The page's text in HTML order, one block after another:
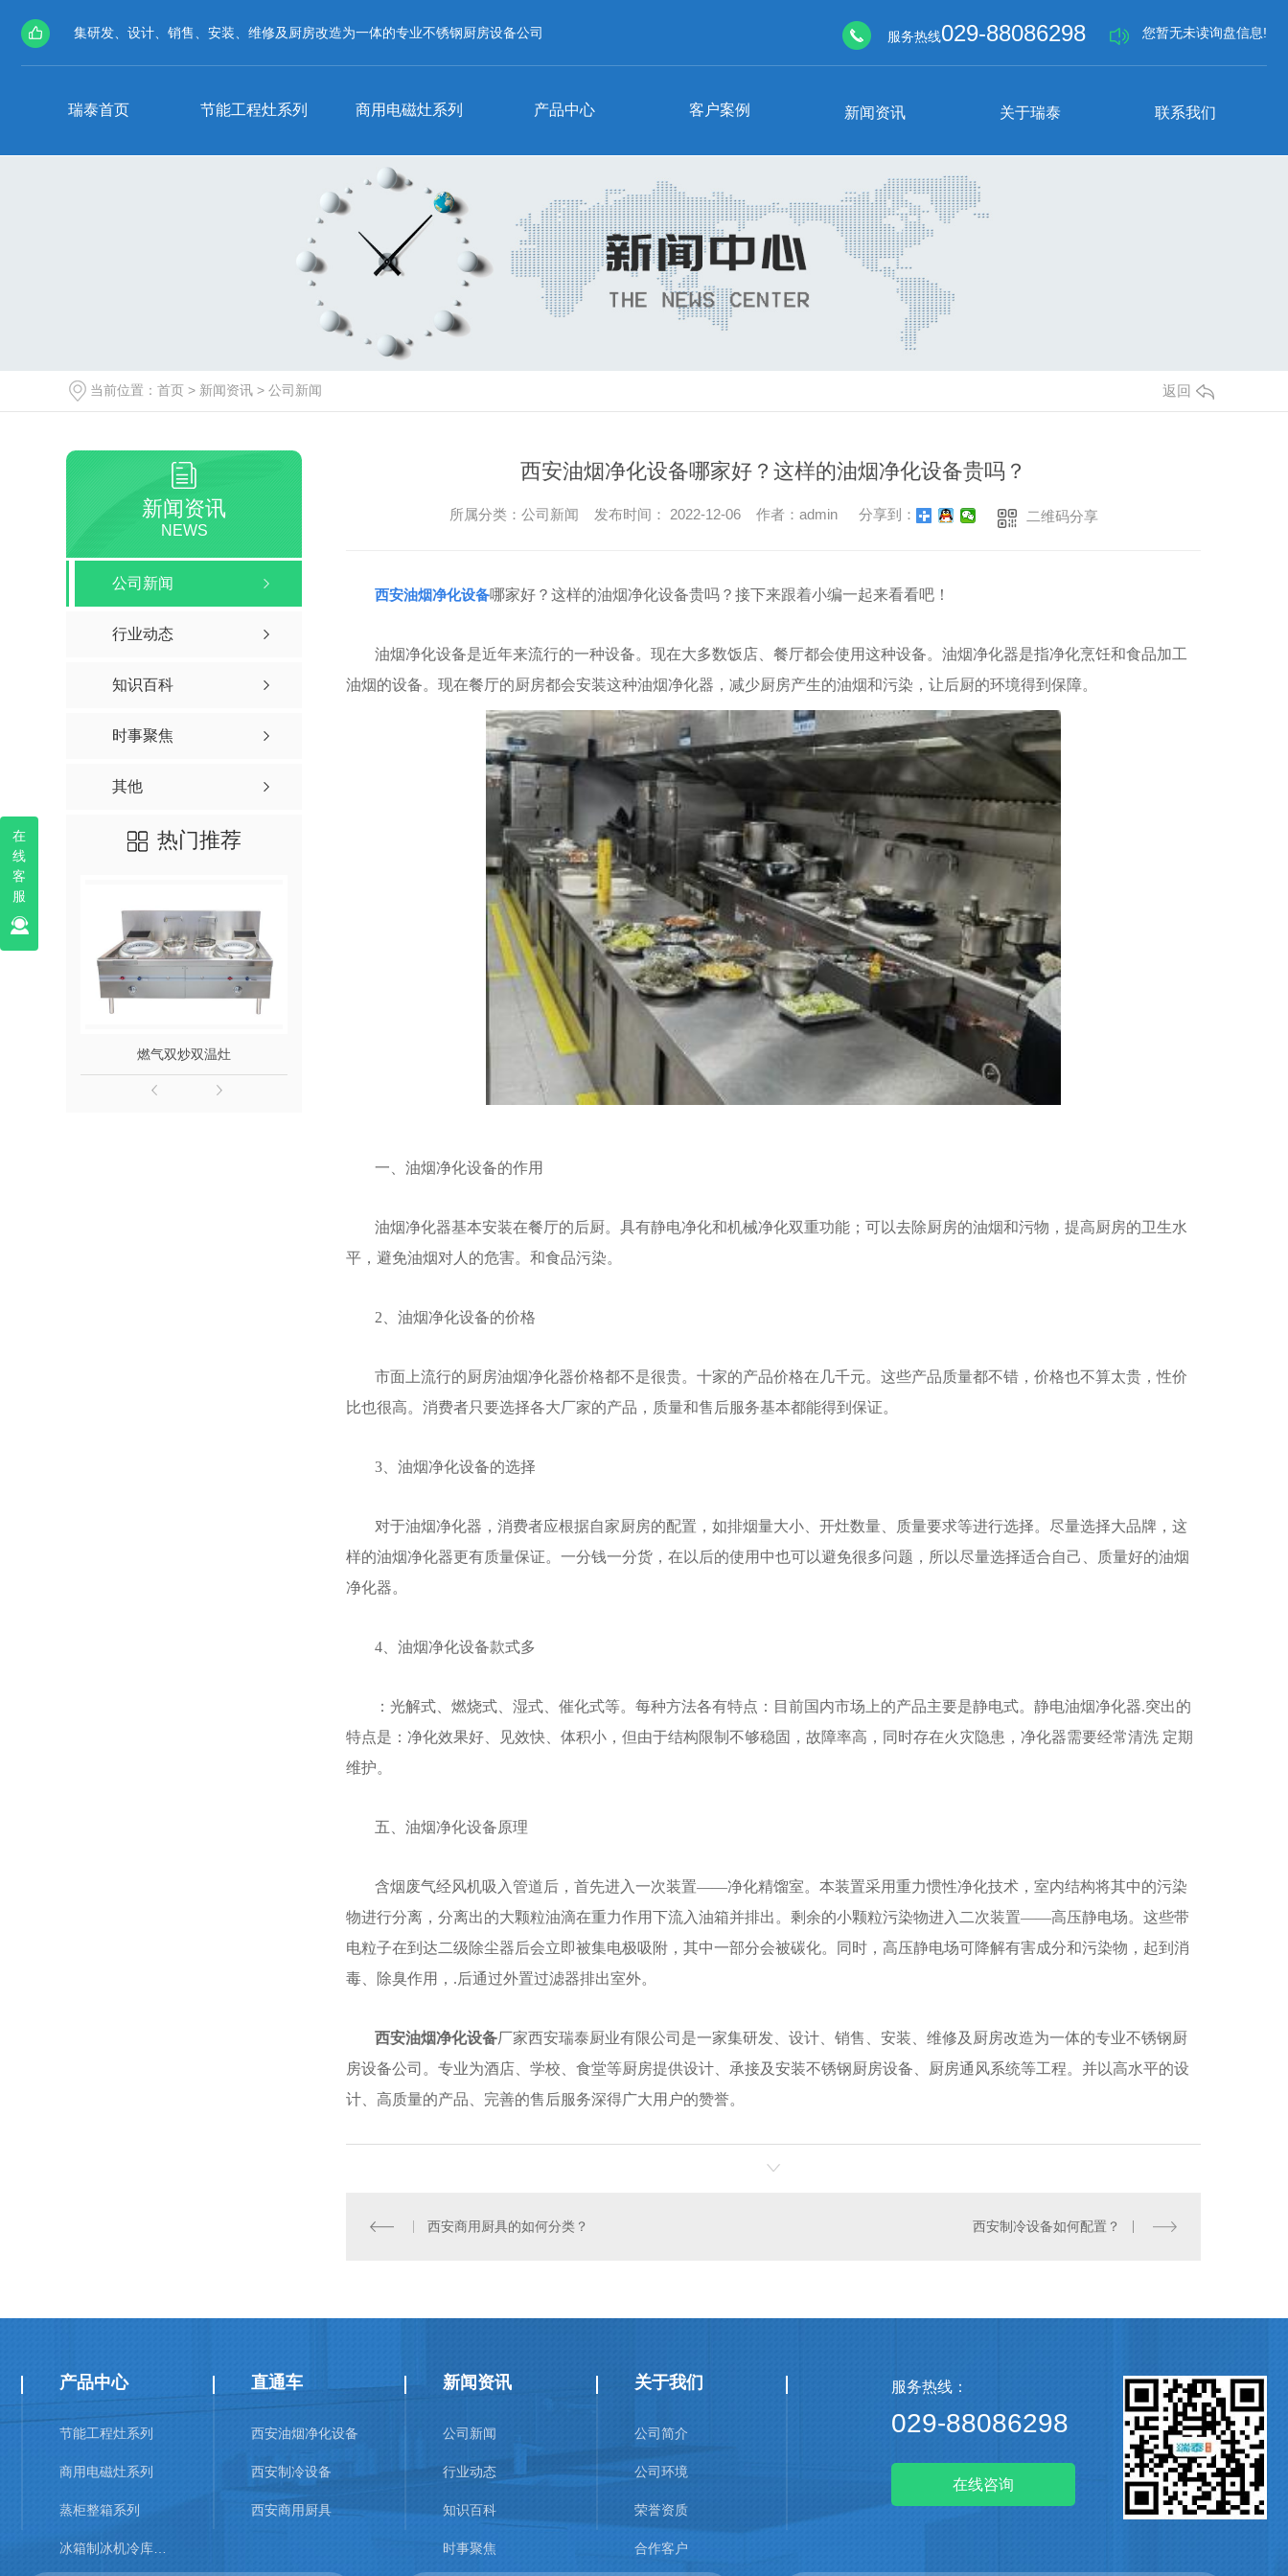
集研发、设计、销售、安装、维修及厨房改造为一体的专业不锈钢厨房设备公司 服务热线029-88086298 您暂无未读询盘信息!
瑞泰首页 节能工程灶系列 商用电磁灶系列 产品中心
燃气双炒双温灶
静之音A款系列-燃气工程灶
静音TS6系列-燃气工程灶
燃气工程炉灶 直冷两门陈列柜
客户案例 新闻资讯
行业动态
时事聚焦
关于瑞泰 联系我们
当前位置： 首页 > 新闻资讯 > 公司新闻 返回
新闻资讯
NEWS
公司新闻
行业动态
知识百科
时事聚焦
其他
热门推荐
燃气双炒双温灶 三门海鲜蒸柜 单门、双门冰柜
西安油烟净化设备哪家好？这样的油烟净化设备贵吗？
所属分类：公司新闻 发布时间： 2022-12-06 作者：admin 分享到： 二维码分享
西安油烟净化设备哪家好？这样的油烟净化设备贵吗？接下来跟着小编一起来看看吧！
油烟净化设备是近年来流行的一种设备。现在大多数饭店、餐厅都会使用这种设备。油烟净化器是指净化烹饪和食品加工
油烟的设备。现在餐厅的厨房都会安装这种油烟净化器，减少厨房产生的油烟和污染，让后厨的环境得到保障。
一、油烟净化设备的作用
油烟净化器基本安装在餐厅的后厨。具有静电净化和机械净化双重功能；可以去除厨房的油烟和污物，提高厨房的卫生水
平，避免油烟对人的危害。和食品污染。
2、油烟净化设备的价格
市面上流行的厨房油烟净化器价格都不是很贵。十家的产品价格在几千元。这些产品质量都不错，价格也不算太贵，性价
比也很高。消费者只要选择各大厂家的产品，质量和售后服务基本都能得到保证。
3、油烟净化设备的选择
对于油烟净化器，消费者应根据自家厨房的配置，如排烟量大小、开灶数量、质量要求等进行选择。尽量选择大品牌，这
样的油烟净化器更有质量保证。一分钱一分货，在以后的使用中也可以避免很多问题，所以尽量选择适合自己、质量好的油烟
净化器。
4、油烟净化设备款式多
：光解式、燃烧式、湿式、催化式等。每种方法各有特点：目前国内市场上的产品主要是静电式。静电油烟净化器.突出的
特点是：净化效果好、见效快、体积小，但由于结构限制不够稳固，故障率高，同时存在火灾隐患，净化器需要经常清洗 定期
维护。
五、油烟净化设备原理
含烟废气经风机吸入管道后，首先进入一次装置——净化精馏室。本装置采用重力惯性净化技术，室内结构将其中的污染
物进行分离，分离出的大颗粒油滴在重力作用下流入油箱并排出。剩余的小颗粒污染物进入二次装置——高压静电场。这些带
电粒子在到达二级除尘器后会立即被集电极吸附，其中一部分会被碳化。同时，高压静电场可降解有害成分和污染物，起到消
毒、除臭作用，.后通过外置过滤器排出室外。
西安油烟净化设备厂家西安瑞泰厨业有限公司是一家集研发、设计、销售、安装、维修及厨房改造为一体的专业不锈钢厨
房设备公司。专业为酒店、学校、食堂等厨房提供设计、承接及安装不锈钢厨房设备、厨房通风系统等工程。并以高水平的设
计、高质量的产品、完善的售后服务深得广大用户的赞誉。
西安商用厨具的如何分类？ 西安制冷设备如何配置？
产品中心
节能工程灶系列
商用电磁灶系列
蒸柜整箱系列
直通车
西安油烟净化设备
西安制冷设备
西安商用厨具
新闻资讯
公司新闻
行业动态
知识百科
时事聚焦
关于我们
公司简介
公司环境
荣誉资质
合作客户
服务热线：
029-88086298
在线咨询
在
线
客
服